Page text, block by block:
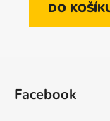
DO
Facebook